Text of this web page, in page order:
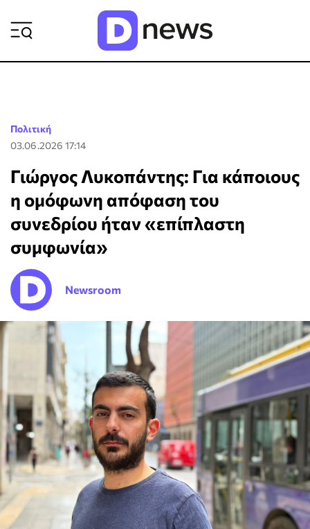
Πολιτική
03.06.2026 17:14
Γιώργος Λυκοπάντης: Για κάποιους
η ομόφωνη απόφαση του
συνεδρίου ήταν «επίπλαστη
συμφωνία»
Newsroom